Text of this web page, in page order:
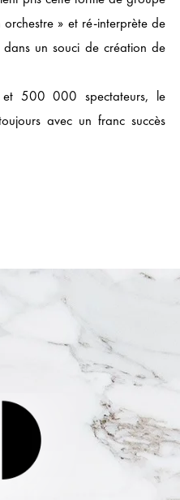
» et ré-interprète de
dans un souci de création de
500 000 spectateurs, le
avec un franc succès